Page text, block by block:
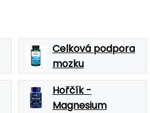
Celková podpora
mozku
Hořčík -
Magnesium